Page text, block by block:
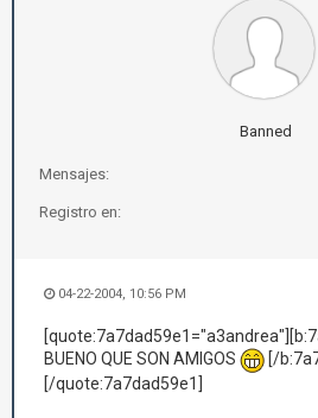
Banned
Mensajes:
Registro en:
04-22-2004, 10:56 PM
BUENO QUE SON AMIGOS
[/
[/quote:7a7dad59e1]